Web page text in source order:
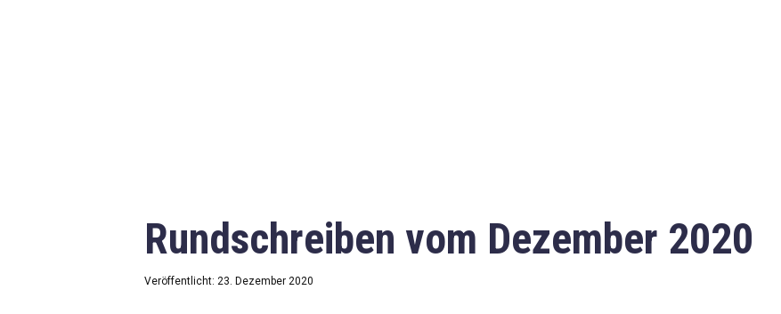
Rundschreiben vom Dezember 2020
Veröffentlicht: 23. Dezember 2020